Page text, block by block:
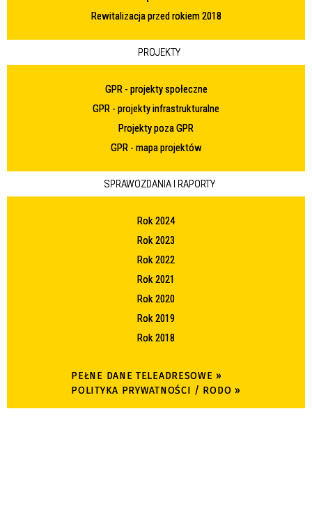
Rewitalizacja przed rokiem 2018
PROJEKTY
GPR - projekty społeczne
GPR - projekty infrastrukturalne
Projekty poza GPR
GPR - mapa projektów
SPRAWOZDANIA I RAPORTY
Rok 2024
Rok 2023
Rok 2022
Rok 2021
Rok 2020
Rok 2019
Rok 2018
PEŁNE DANE TELEADRESOWE »
POLITYKA PRYWATNOŚCI / RODO »